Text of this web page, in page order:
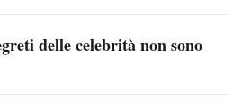
delle celebrità non sono